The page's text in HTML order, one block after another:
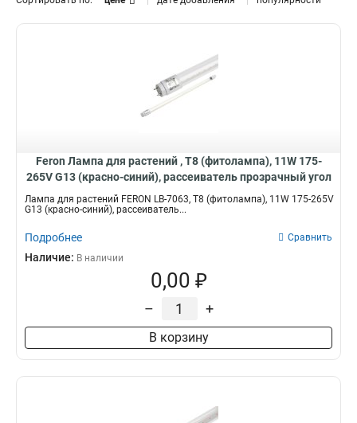
3
30W 1
9W 2
Размер
Feron Лампа для растений , T8 (фитолампа), 11W 175-
265V G13 (красно-синий), рассеиватель прозрачный угол
рассеивания 220°, корпус стекло, 600*26мм, 51662
Лампа для растений FERON LB-7063, T8 (фитолампа), 11W 175-265V
G13 (красно-синий), рассеиватель...
Подробнее Сравнить
Наличие: В наличии
0,00 ₽
– +
В корзину